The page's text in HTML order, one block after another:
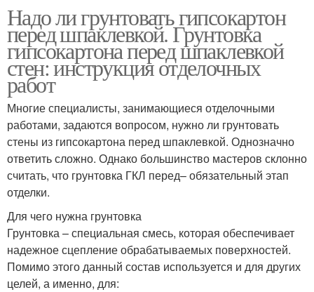
Надо ли грунтовать гипсокартон
перед шпаклевкой. Грунтовка
гипсокартона перед шпаклевкой
стен: инструкция отделочных
работ
Многие специалисты, занимающиеся отделочными
работами, задаются вопросом, нужно ли грунтовать
стены из гипсокартона перед шпаклевкой. Однозначно
ответить сложно. Однако большинство мастеров склонно
считать, что грунтовка ГКЛ перед– обязательный этап
отделки.
Для чего нужна грунтовка
Грунтовка – специальная смесь, которая обеспечивает
надежное сцепление обрабатываемых поверхностей.
Помимо этого данный состав используется и для других
целей, а именно, для: